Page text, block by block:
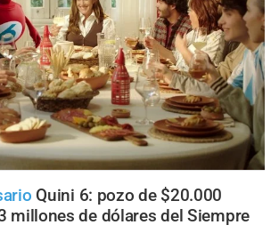
Quini 6: pozo de $20.000
millones de dólares del Siempre